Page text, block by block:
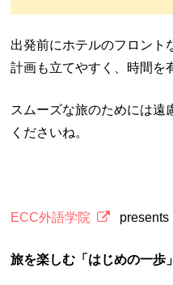
出発前にホテルのフロント
計画も立てやすく、時間を
スムーズな旅のためには遠
くださいね。
ECC外語学院 presents
旅を楽しむ「はじめの一歩